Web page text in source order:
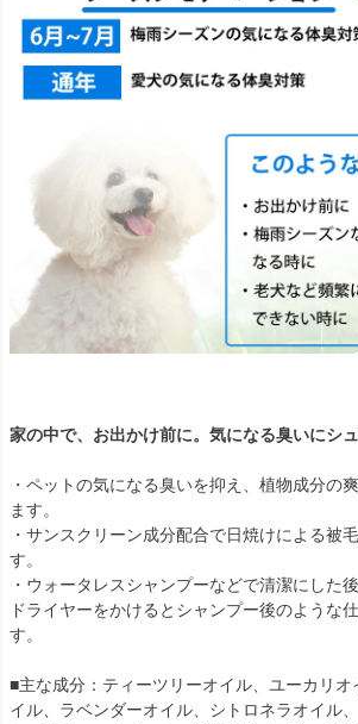
家の中で、お出かけ前に。気になる臭いにシュ
・ペットの気になる臭いを抑え、植物成分の
ます。
・サンスクリーン成分配合で日焼けによる被
す。
・ウォータレスシャンプーなどで清潔にした
ドライヤーをかけるとシャンプー後のような
す。
■主な成分：ティーツリーオイル、ユーカリオ
イル、ラベンダーオイル、シトロネラオイル